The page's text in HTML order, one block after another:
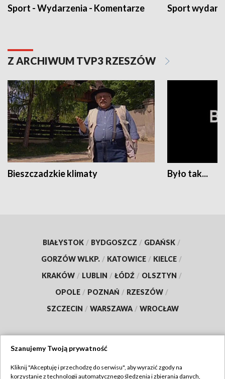
Sport - Wydarzenia - Komentarze Sport
Z ARCHIWUM TVP3 RZESZÓW
Bieszczadzkie klimaty Było tak...
BIAŁYSTOK / BYDGOSZCZ / GDAŃSK /
GORZÓW WLKP. / KATOWICE / KIELCE /
KRAKÓW / LUBLIN / ŁÓDŹ / OLSZTYN /
OPOLE / POZNAŃ / RZESZÓW /
SZCZECIN / WARSZAWA / WROCŁAW
Szanujemy Twoją prywatność
Kliknij "Akceptuję i przechodzę do serwisu", aby wyrazić zgody na
korzystanie z technologii automatycznego śledzenia i zbierania danych,